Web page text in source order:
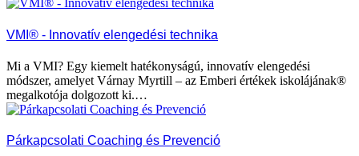
VMI® - Innovatív elengedési technika
Mi a VMI? Egy kiemelt hatékonyságú, innovatív elengedési
módszer, amelyet Várnay Myrtill – az Emberi értékek iskolájának®
megalkotója dolgozott ki.…
Párkapcsolati Coaching és Prevenció